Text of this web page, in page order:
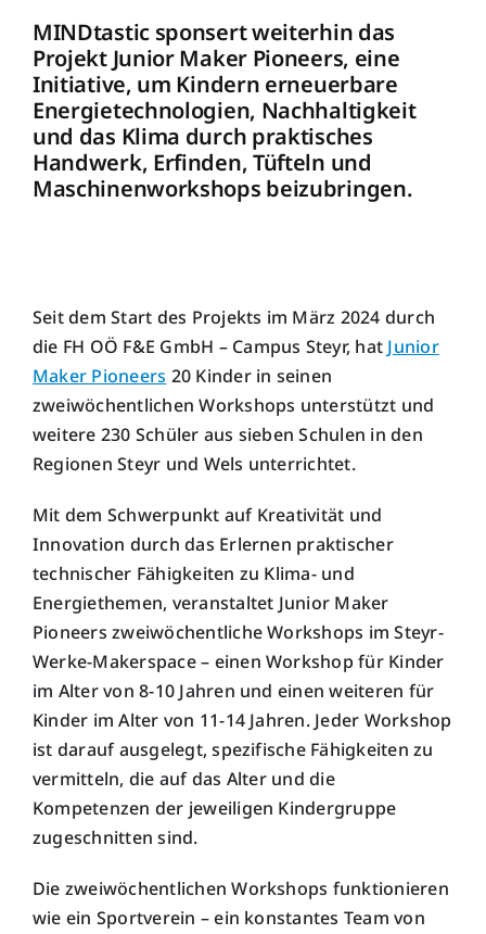
MINDtastic sponsert weiterhin das
Projekt Junior Maker Pioneers, eine
Initiative, um Kindern erneuerbare
Energietechnologien, Nachhaltigkeit
und das Klima durch praktisches
Handwerk, Erfinden, Tüfteln und
Maschinenworkshops beizubringen.
Seit dem Start des Projekts im März 2024 durch
die FH OÖ F&E GmbH – Campus Steyr, hat Junior
Maker Pioneers 20 Kinder in seinen
zweiwöchentlichen Workshops unterstützt und
weitere 230 Schüler aus sieben Schulen in den
Regionen Steyr und Wels unterrichtet.
Mit dem Schwerpunkt auf Kreativität und
Innovation durch das Erlernen praktischer
technischer Fähigkeiten zu Klima- und
Energiethemen, veranstaltet Junior Maker
Pioneers zweiwöchentliche Workshops im Steyr-
Werke-Makerspace – einen Workshop für Kinder
im Alter von 8-10 Jahren und einen weiteren für
Kinder im Alter von 11-14 Jahren. Jeder Workshop
ist darauf ausgelegt, spezifische Fähigkeiten zu
vermitteln, die auf das Alter und die
Kompetenzen der jeweiligen Kindergruppe
zugeschnitten sind.
Die zweiwöchentlichen Workshops funktionieren
wie ein Sportverein – ein konstantes Team von